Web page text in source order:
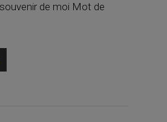
de moi Mot de